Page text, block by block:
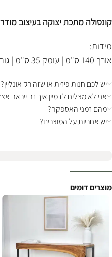
קונסולה מתכת יצוקה בעיצוב
מידות:
אורך 140 ס"מ | עומק 35 ס"מ | גובה 80 ס"מ
יש לכם חנות פיזית או שזה רק אונליין?
אני לא מצליח לדמיין איך זה ייראה
מהם זמני האספקה?
יש אחריות על המוצרים?
מוצרים דומים